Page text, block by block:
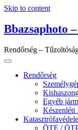
Skip to content
Bbazsaphoto
Rendőrség –
Rendőrség
Egyéb
Készenléti
ÖTE /